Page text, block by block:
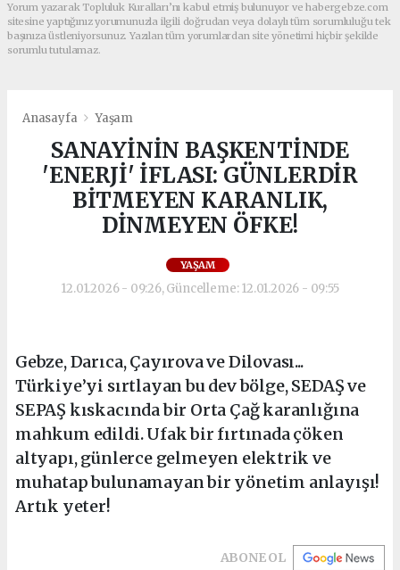
Yorum yazarak Topluluk Kuralları’nı kabul etmiş bulunuyor ve habergebze.com
sitesine yaptığınız yorumunuzla ilgili doğrudan veya dolaylı tüm sorumluluğu tek
başınıza üstleniyorsunuz. Yazılan tüm yorumlardan site yönetimi hiçbir şekilde
sorumlu tutulamaz.
Anasayfa Yaşam
SANAYİNİN BAŞKENTİNDE
'ENERJİ' İFLASI: GÜNLERDİR
BİTMEYEN KARANLIK,
DİNMEYEN ÖFKE!
YAŞAM
12.01.2026 - 09:26, Güncelleme: 12.01.2026 - 09:55
Gebze, Darıca, Çayırova ve Dilovası...
Türkiye’yi sırtlayan bu dev bölge, SEDAŞ ve
SEPAŞ kıskacında bir Orta Çağ karanlığına
mahkum edildi. Ufak bir fırtınada çöken
altyapı, günlerce gelmeyen elektrik ve
muhatap bulunamayan bir yönetim anlayışı!
Artık yeter!
ABONE OL